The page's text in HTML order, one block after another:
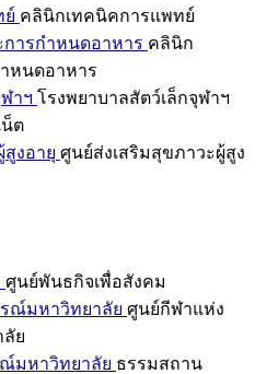
ย์ คลินิกเทคนิคการแพทย์
ารกำหนดอาหาร คลินิก
หนดอาหาร
าฯ โรงพยาบาลสัตว์เล็กจุฬาฯ
น็ต
งอายุ ศูนย์ส่งเสริมสุขภาวะผู้สูง
ศูนย์พันธกิจเพื่อสังคม
ณ์มหาวิทยาลัย ศูนย์กีฬาแห่ง
ย
มหาวิทยาลัย ธรรมสถาน